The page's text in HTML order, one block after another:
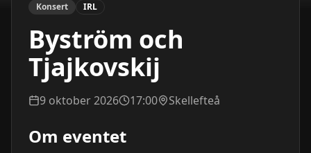
Konsert IRL
Byström och
Tjajkovskij
9 oktober 2026 17:00 Skellefteå
Om eventet